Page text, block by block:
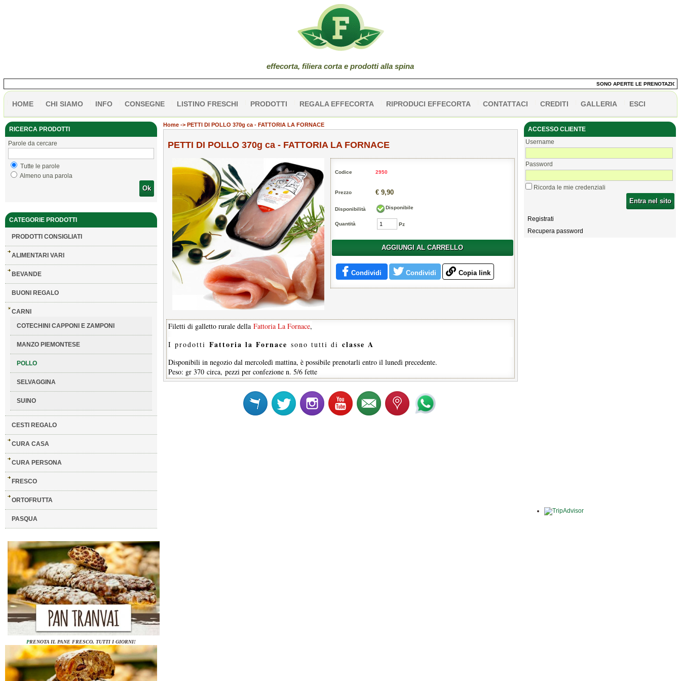
effecorta, filiera corta e prodotti alla spina
SONO APERTE LE PRENOTAZIONI
HOME CHI SIAMO INFO CONSEGNE LISTINO FRESCHI PRODOTTI REGALA EFFECORTA RIPRODUCI EFFECORTA CONTATTACI CREDITI GALLERIA ESCI
RICERCA PRODOTTI
Parole da cercare
Tutte le parole
Almeno una parola
Ok
CATEGORIE PRODOTTI
PRODOTTI CONSIGLIATI
ALIMENTARI VARI
BEVANDE
BUONI REGALO
CARNI
COTECHINI CAPPONI E ZAMPONI
MANZO PIEMONTESE
POLLO
SELVAGGINA
SUINO
CESTI REGALO
CURA CASA
CURA PERSONA
FRESCO
ORTOFRUTTA
PASQUA
PRENOTA IL PANE FRESCO, TUTTI I GIORNI!
Home-> PETTI DI POLLO 370g ca - FATTORIA LA FORNACE
PETTI DI POLLO 370g ca - FATTORIA LA FORNACE
Codice 2950
Prezzo € 9,90
Disponibilità Disponibile
Quantità Pz
AGGIUNGI AL CARRELLO
Condividi Condividi Copia link
Filetti di galletto rurale della Fattoria La Fornace,
I prodotti Fattoria la Fornace sono tutti di classe A
Disponibili in negozio dal mercoledì mattina, è possibile prenotarli entro il lunedì precedente.
Peso: gr 370 circa, pezzi per confezione n. 5/6 fette
ACCESSO CLIENTE
Username
Password
Ricorda le mie credenziali
Entra nel sito
Registrati
Recupera password